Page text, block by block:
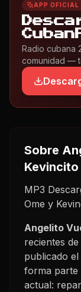
APP OFICIAL
Radio cubana
comunidad —
Sobre
Kevincito
MP3
Ome y
Angelito
recientes de
publicado el
forma parte
actual: